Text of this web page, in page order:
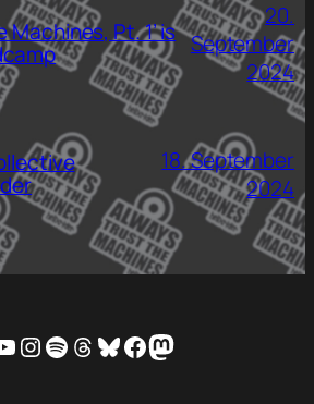
Machines, Pt. 1’ is
20.
September
2024
18. September
2024
Instagram
Spotify
Threads
Bluesky
Facebook
Mastodon